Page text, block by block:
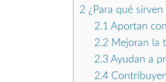
2 ¿Para qué
2.1 Aportan
2.2 Mejoran la
2.3Ayudan a
2.4